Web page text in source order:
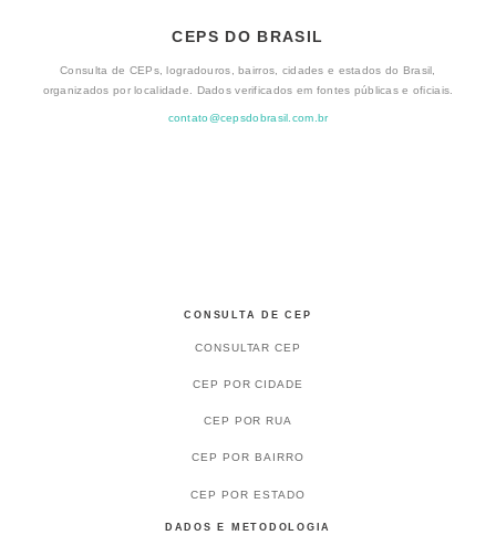
CEPS DO BRASIL
Consulta de CEPs, logradouros, bairros, cidades e estados do Brasil,
organizados por localidade. Dados verificados em fontes públicas e oficiais.
contato@cepsdobrasil.com.br
CONSULTA DE CEP
CONSULTAR CEP
CEP POR CIDADE
CEP POR RUA
CEP POR BAIRRO
CEP POR ESTADO
DADOS E METODOLOGIA